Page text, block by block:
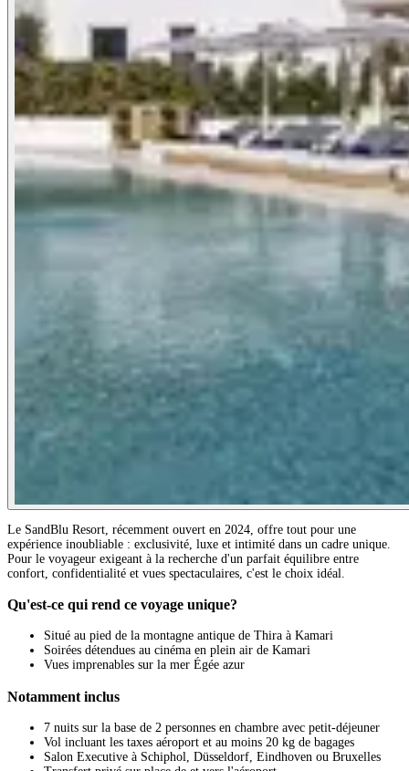
Le SandBlu Resort, récemment ouvert en 2024, offre tout pour une
expérience inoubliable : exclusivité, luxe et intimité dans un cadre unique.
Pour le voyageur exigeant à la recherche d'un parfait équilibre entre
confort, confidentialité et vues spectaculaires, c'est le choix idéal.
Qu'est-ce qui rend ce voyage unique?
Situé au pied de la montagne antique de Thira à Kamari
Soirées détendues au cinéma en plein air de Kamari
Vues imprenables sur la mer Égée azur
Notamment inclus
7 nuits sur la base de 2 personnes en chambre avec petit-déjeuner
Vol incluant les taxes aéroport et au moins 20 kg de bagages
Salon Executive à Schiphol, Düsseldorf, Eindhoven ou Bruxelles